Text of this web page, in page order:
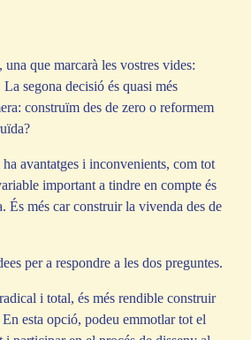
una que marcarà les vostres vides:
segona decisió és quasi més
construïm des de zero o reformem
avantatges i inconvenients, com tot
important a tindre en compte és
És més car construir la vivenda des de
per a respondre a les dos preguntes.
i total, és més rendible construir
En esta opció, podeu emmotlar tot el